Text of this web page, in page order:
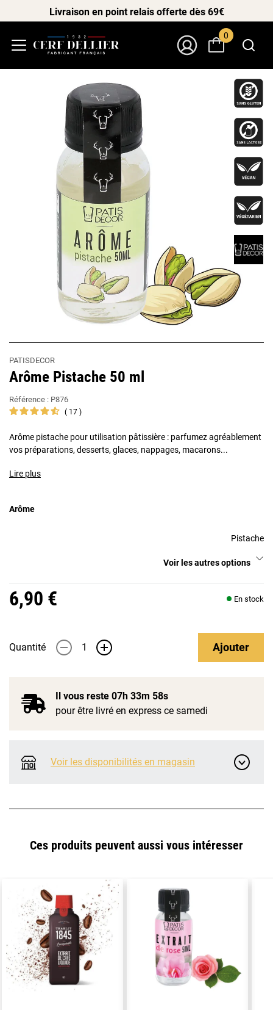
Livraison en point relais offerte dès 69€
0
PATISDECOR
Arôme Pistache 50 ml
Référence : P876
17
Arôme pistache pour utilisation pâtissière : parfumez agréablement
vos préparations, desserts, glaces, nappages, macarons...
Lire plus
Arôme
Pistache
Voir les autres options
6,90 € En stock
Quantité - + Ajouter
Il vous reste 07h 33m 57s
pour être livré en express ce samedi
Voir les disponibilités en magasin
Ces produits peuvent aussi vous intéresser